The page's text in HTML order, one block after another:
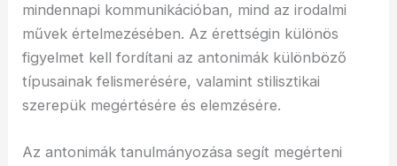
mindennapi kommunikációban, mind az irodalmi
művek értelmezésében. Az érettségin különös
figyelmet kell fordítani az antonimák különböző
típusainak felismerésére, valamint stilisztikai
szerepük megértésére és elemzésére.
Az antonimák tanulmányozása segít megérteni